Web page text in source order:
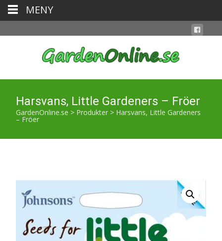
Harsvans, Little Gardeners – Fröer
GardenOnline.se > Produkter > Harsvans, Little Gardeners
– Fröer
MENY